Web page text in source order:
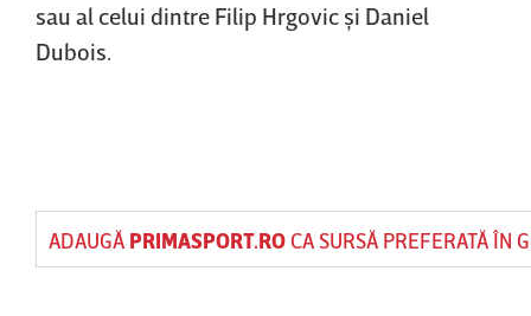
sau al celui dintre Filip Hrgovic şi Daniel
Dubois.
ADAUGĂ PRIMASPORT.ROCA SURSĂ PREFERATĂ ÎN